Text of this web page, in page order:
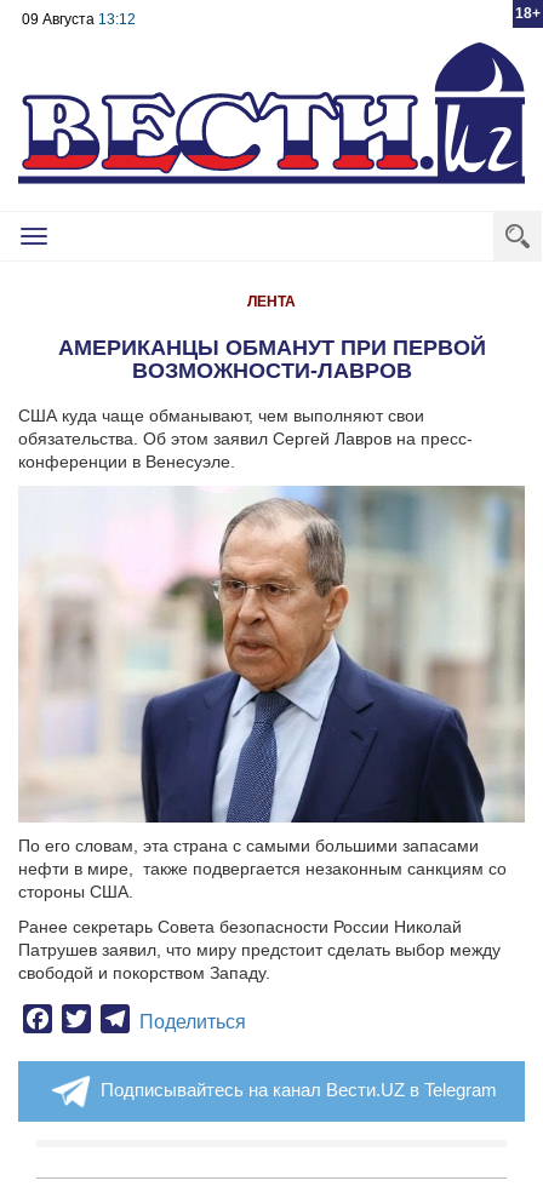
18+
09 Августа 13:12
Toggle
ЛЕНТА
АМЕРИКАНЦЫ ОБМАНУТ ПРИ ПЕРВОЙ
ВОЗМОЖНОСТИ-ЛАВРОВ
США куда чаще обманывают, чем выполняют свои
обязательства. Об этом заявил Сергей Лавров на пресс-
конференции в Венесуэле.
По его словам, эта страна с самыми большими запасами
нефти в мире, также подвергается незаконным санкциям со
стороны США.
Ранее секретарь Совета безопасности России Николай
Патрушев заявил, что миру предстоит сделать выбор между
свободой и покорством Западу.
Facebook
TwitterTelegram
Поделиться
Подписывайтесь на канал Вести.UZ в Telegram